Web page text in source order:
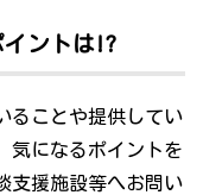
イントは!?
ることや提供してい
気になるポイントを
支援施設等へお問い